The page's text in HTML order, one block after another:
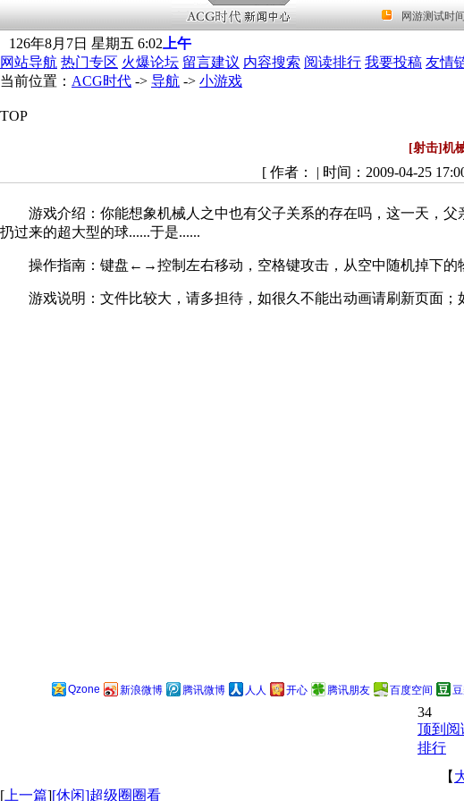
126年8月 7日 星期五 6:02 上午
网站导航 热门专区 火爆论坛 留言建议 内容搜索 阅读排行 我要投稿 友情
当前位置： ACG时代 -> 导航 -> 小游戏
TOP
[射击]机
[ 作者： | 时间：2009-04-25
游戏介绍：你能想象机械人之中也有父子关系的存在吗，这一天，父
扔过来的超大型的球......于是......
操作指南：键盘←→控制左右移动，空格键攻击，从空中随机掉下的物
游戏说明：文件比较大，请多担待，如很久不能出动画请刷新页面；如
Qzone 新浪微博 腾讯微博 人人 开心 腾讯朋友 百度空间
34
顶到阅
排行
【
[ 上一篇][休闲]超级圈圈看